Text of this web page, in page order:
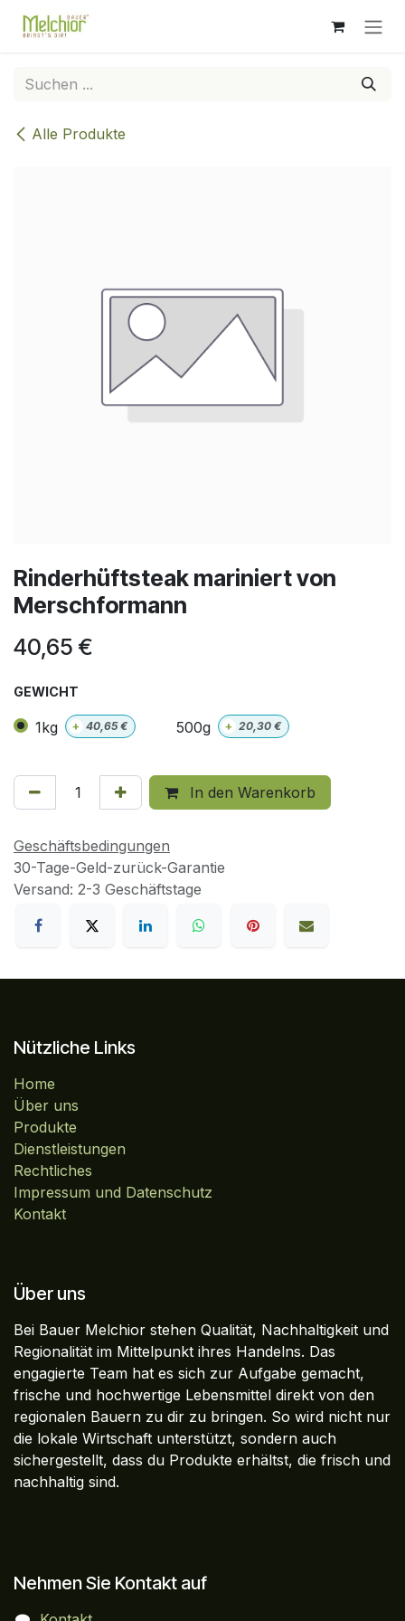
Zum Inhalt springen
Alle Produkte
Rinderhüftsteak mariniert von
Merschformann
40,65 €
GEWICHT
1kg + 40,65€ 500g + 20,30€
In den Warenkorb
Geschäftsbedingungen
30-Tage-Geld-zurück-Garantie
Versand: 2-3 Geschäftstage
Nützliche Links
Home
Über uns
Produkte
Dienstleistungen
Rechtliches
Impressum und Datenschutz
Kontakt
Über uns
Bei Bauer Melchior stehen Qualität, Nachhaltigkeit und
Regionalität im Mittelpunkt ihres Handelns. Das
engagierte Team hat es sich zur Aufgabe gemacht,
frische und hochwertige Lebensmittel direkt von den
regionalen Bauern zu dir zu bringen. So wird nicht nur
die lokale Wirtschaft unterstützt, sondern auch
sichergestellt, dass du Produkte erhältst, die frisch und
nachhaltig sind.
Nehmen Sie Kontakt auf